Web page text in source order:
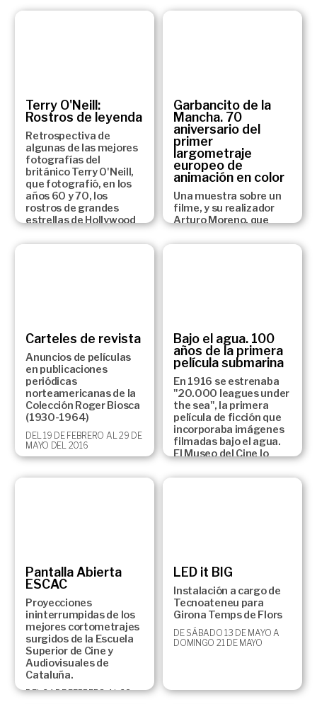
creatividad
30 DE JUNIO DE 2014 A 25 DE
ENERO DE 2015
Terry O'Neill:
Rostros de leyenda
Retrospectiva de
algunas de las mejores
fotografías del
británico Terry O'Neill,
que fotografió, en los
años 60 y 70, los
rostros de grandes
estrellas de Hollywood
Garbancito de la
Mancha. 70
aniversario del
primer
largometraje
europeo de
animación en color
Una muestra sobre un
filme, y su realizador
Arturo Moreno, que
historia del cine de
Carteles de revista
Anuncios de películas
en publicaciones
periódicas
norteamericanas de la
Colección Roger Biosca
(1930-1964)
DEL 19 DE FEBRERO AL 29 DE
MAYO DEL 2016
Bajo el agua. 100
años de la primera
película submarina
En 1916 se estrenaba
"20.000 leagues under
the sea", la primera
película de ficción que
incorporaba imágenes
filmadas bajo el agua.
El Museo del Cine lo
exposición sobre este
Pantalla Abierta
ESCAC
Proyecciones
ininterrumpidas de los
mejores cortometrajes
surgidos de la Escuela
Superior de Cine y
Audiovisuales de
Cataluña.
DEL 24 DE FEBRERO AL 28
LED it BIG
Instalación a cargo de
Tecnoateneu para
Girona Temps de Flors
DE SÁBADO 13 DE MAYO A
DOMINGO 21 DE MAYO